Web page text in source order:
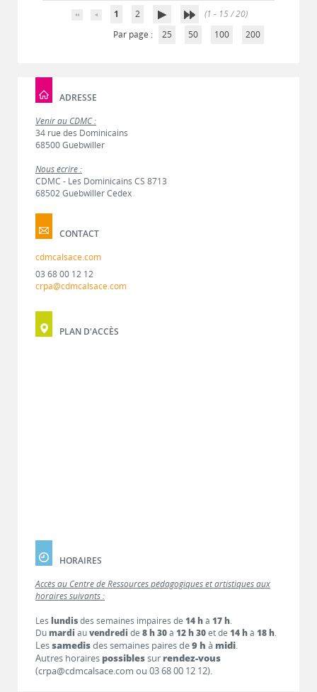
1 2
(1 - 15 / 20)
Par page :
25 50 100 200
ADRESSE
Venir au CDMC :
34 rue des Dominicains
68500 Guebwiller
Nous écrire :
CDMC - Les Dominicains CS 8713
68502 Guebwiller Cedex
CONTACT
cdmcalsace.com
03 68 00 12 12
crpa@cdmcalsace.com
PLAN D'ACCÈS
HORAIRES
Accès au Centre de Ressources pédagogiques et artistiques aux
horaires suivants :
Les lundisdes semaines impaires de 14 hà 17 h.
Dumardi auvendredi de 8 h 30à 12 h 30et de 14 hà 18 h.
Lessamedisdes semaines paires de9 h à midi.
Autres horaires possiblessur rendez-vous
(crpa@cdmcalsace.com ou 03 68 00 12 12).